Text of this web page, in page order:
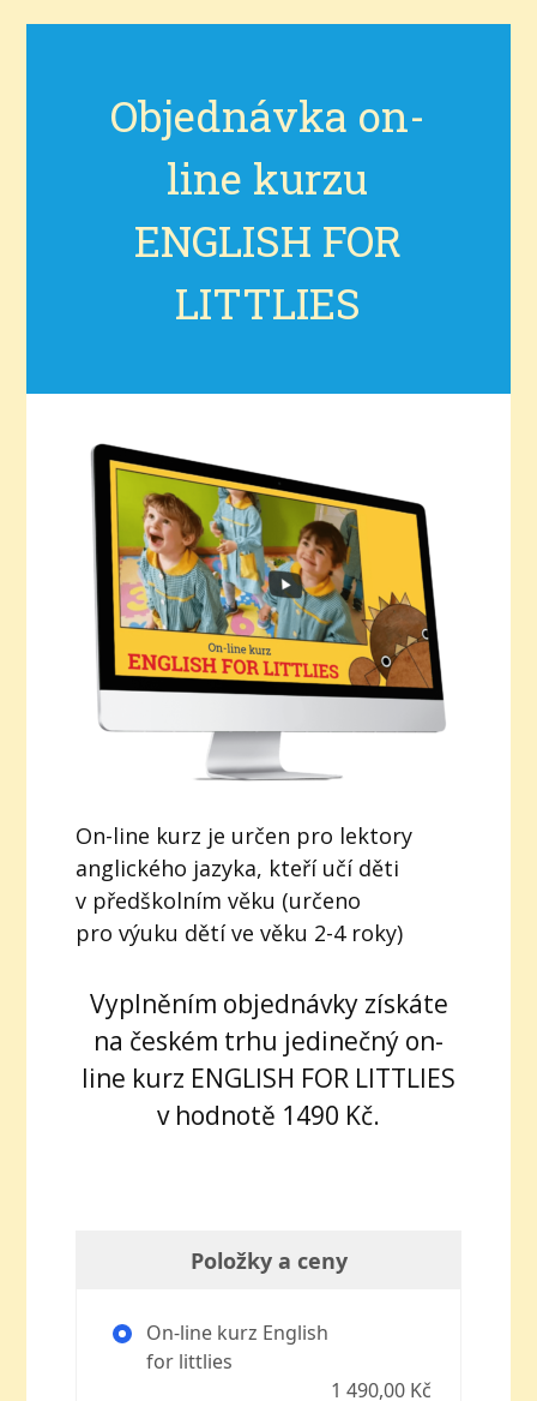
Objednávka on-
line kurzu
ENGLISH FOR
LITTLIES
On-line kurz je určen pro lektory
anglického jazyka, kteří učí děti
v předškolním věku (určeno
pro výuku dětí ve věku 2-4 roky)
Vyplněním objednávky získáte
na českém trhu jedinečný on-
line kurz ENGLISH FOR LITTLIES
v hodnotě 1490 Kč.
Položky a ceny
On-line kurz English
for littlies
1 490,00 Kč